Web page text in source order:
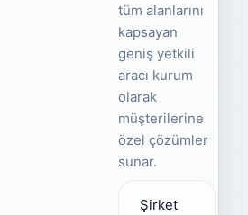
tüm alanlarını
kapsayan
geniş yetkili
aracı kurum
olarak
müşterilerine
özel çözümler
sunar.
Şirket